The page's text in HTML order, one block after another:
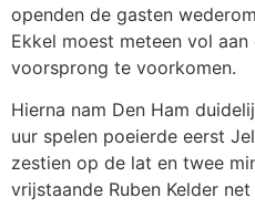
openden de gasten
Ekkel moest meteen vol
voorsprong te voorkomen.
Hierna nam Den Ham
uur spelen poeierde eerst
zestien op de lat en twee
vrijstaande Ruben Kelder